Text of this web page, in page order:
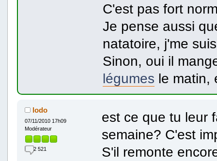
C'est pas fort
Je pense aussi
natatoire, j'me
Sinon, oui il
légumes le matin,
lodo
07/11/2010 17h09
Modérateur
2 521
est ce que tu leur
semaine? C'est
S'il remonte